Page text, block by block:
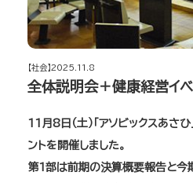
【社会】2025.11.8
全体説明会＋健康経営イ
11月8日（土）「アソビックスあさ
ントを開催しました。
第1部は前期の決算概要報告と今